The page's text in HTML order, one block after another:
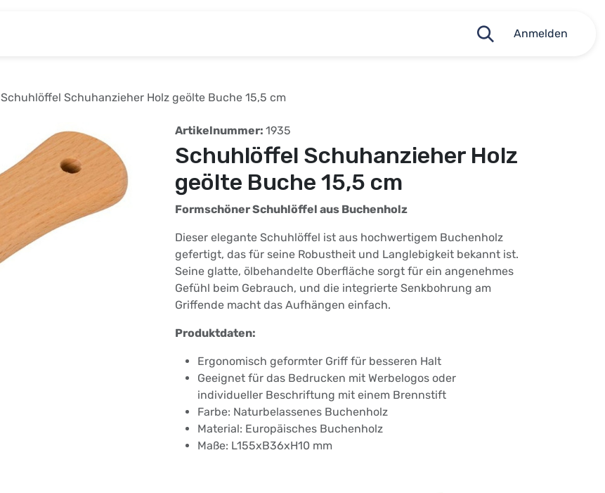
Anmelden
Schuhlöffel Schuhanzieher Holz geölte Buche 15,5 cm
Artikelnummer: 1935
Schuhlöffel Schuhanzieher Holz
geölte Buche 15,5 cm
Formschöner Schuhlöffel aus Buchenholz
Dieser elegante Schuhlöffel ist aus hochwertigem Buchenholz
gefertigt, das für seine Robustheit und Langlebigkeit bekannt ist.
Seine glatte, ölbehandelte Oberfläche sorgt für ein angenehmes
Gefühl beim Gebrauch, und die integrierte Senkbohrung am
Griffende macht das Aufhängen einfach.
Produktdaten:
Ergonomisch geformter Griff für besseren Halt
Geeignet für das Bedrucken mit Werbelogos oder
individueller Beschriftung mit einem Brennstift
Farbe: Naturbelassenes Buchenholz
Material: Europäisches Buchenholz
Maße: L155xB36xH10 mm